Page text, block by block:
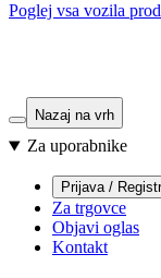
Poglej vsa vozila
Nazaj na vrh
Za uporabnike
Prijava /
Za trgovce
Objavi oglas
Kontakt